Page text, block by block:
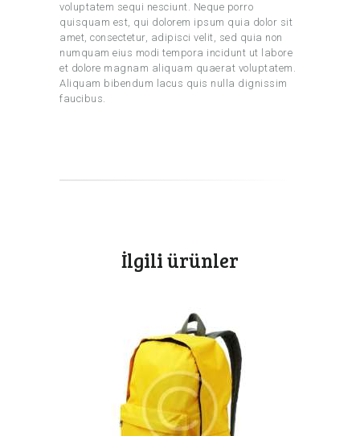
voluptatem sequi nesciunt. Neque porro
quisquam est, qui dolorem ipsum quia dolor sit
amet, consectetur, adipisci velit, sed quia non
numquam eius modi tempora incidunt ut labore
et dolore magnam aliquam quaerat voluptatem.
Aliquam bibendum lacus quis nulla dignissim
faucibus.
İlgili ürünler